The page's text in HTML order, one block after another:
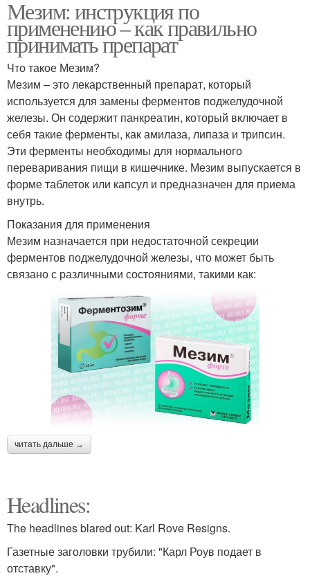
Мезим: инструкция по
применению – как правильно
принимать препарат
Что такое Мезим?
Мезим – это лекарственный препарат, который
используется для замены ферментов поджелудочной
железы. Он содержит панкреатин, который включает в
себя такие ферменты, как амилаза, липаза и трипсин.
Эти ферменты необходимы для нормального
переваривания пищи в кишечнике. Мезим выпускается в
форме таблеток или капсул и предназначен для приема
внутрь.
Показания для применения
Мезим назначается при недостаточной секреции
ферментов поджелудочной железы, что может быть
связано с различными состояниями, такими как:
читать дальше →
Headlines:
The headlines blared out: Karl Rove Resigns.
Газетные заголовки трубили: "Карл Роув подает в
отставку".